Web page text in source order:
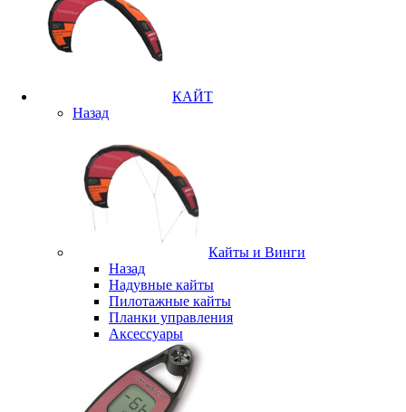
КАЙТ
Назад
Кайты и Винги
Назад
Надувные кайты
Пилотажные кайты
Планки управления
Аксессуары